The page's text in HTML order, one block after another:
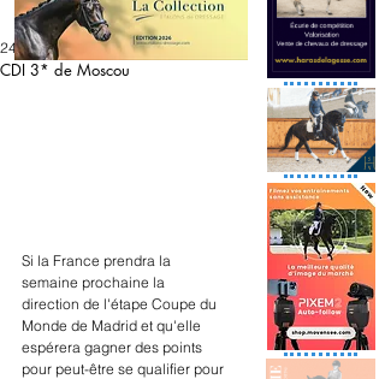
CDI 3* de Moscou
24 nov. 2019
Si la France prendra la
semaine prochaine la
direction de l'étape Coupe du
Monde de Madrid et qu'elle
espérera gagner des points
pour peut-être se qualifier pour